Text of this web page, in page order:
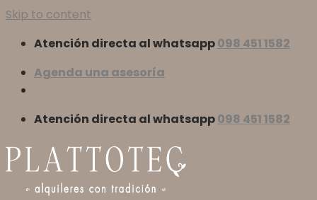
Skip to content
Atención directa al whatsapp098 451 1582
Agenda una asesoría
Atención directa al whatsapp098 451 1582